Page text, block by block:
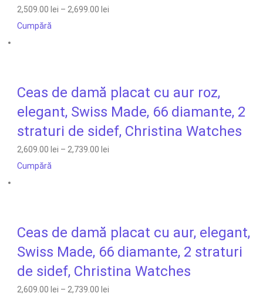
2,509.00 lei – 2,699.00 lei
Cumpără
Ceas de damă placat cu aur roz,
elegant, Swiss Made, 66 diamante, 2
straturi de sidef, Christina Watches
2,609.00 lei – 2,739.00 lei
Cumpără
Ceas de damă placat cu aur, elegant,
Swiss Made, 66 diamante, 2 straturi
de sidef, Christina Watches
2,609.00 lei – 2,739.00 lei